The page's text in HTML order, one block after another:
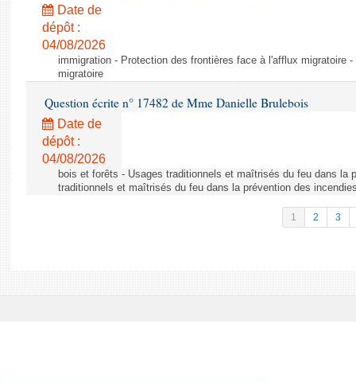
Date de
dépôt :
04/08/2026
immigration - Protection des frontières face à l'afflux migratoire
migratoire
Question écrite n° 17482 de Mme Danielle Brulebois
Date de
dépôt :
04/08/2026
bois et forêts - Usages traditionnels et maîtrisés du feu dans la
traditionnels et maîtrisés du feu dans la prévention des
1 2 3